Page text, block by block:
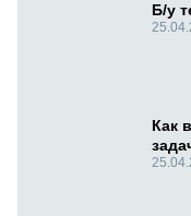
Б/у
Как